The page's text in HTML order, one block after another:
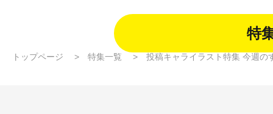
特
トップページ 特集一覧 投稿キャライラスト特集 今週の